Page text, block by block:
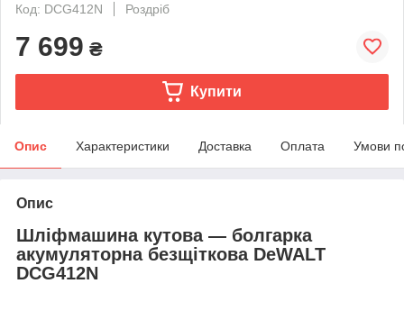
Код: DCG412N
Роздріб
7 699 ₴
Купити
Опис Характеристики Доставка Оплата Умови
Опис
Шліфмашина кутова — болгарка
акумуляторна безщіткова DeWALT
DCG412N